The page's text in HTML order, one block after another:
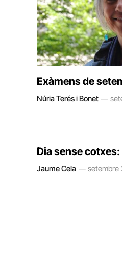
Exàmens de
Núria Terés i Bonet
Dia sense
Jaume Cela setembre